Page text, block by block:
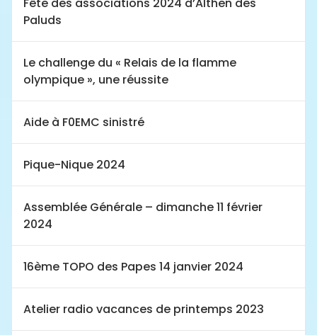
Paluds
Le challenge du « Relais de la flamme
olympique », une réussite
Aide à F0EMC sinistré
Pique-Nique 2024
Assemblée Générale – dimanche 11 février
2024
16ème TOPO des Papes 14 janvier 2024
Atelier radio vacances de printemps 2023